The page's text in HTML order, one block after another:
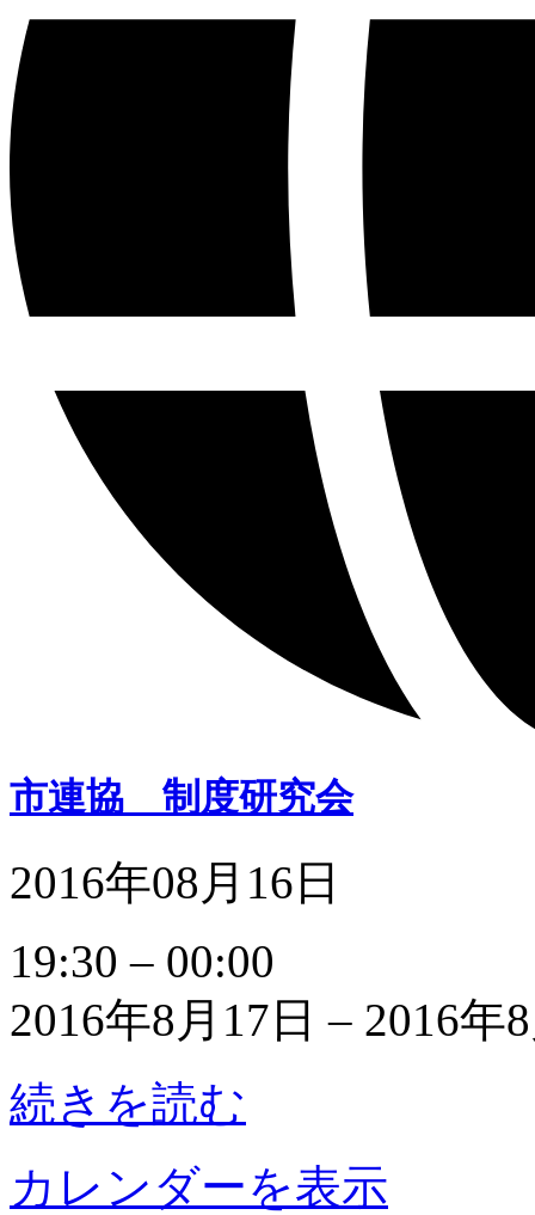
市連協 制度研究会
2016年08月16日
市
制
究
会
19:30 – 00:00
2016年8月17日 – 2016年
続きを読む
カレンダーを表示